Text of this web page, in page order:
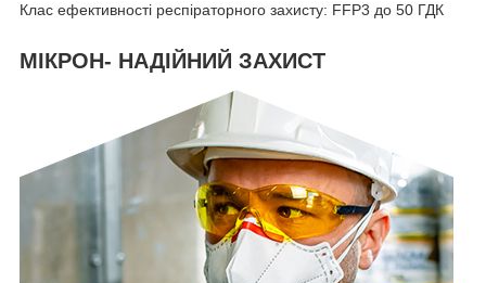
Клас ефективності респіраторного захисту: FFP3 до 50 ГДК
МІКРОН- НАДІЙНИЙ ЗАХИСТ